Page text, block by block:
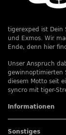
tigerexped ist Dein
und Exmos. Wir
Ende, denn hier
Unser Anspruch
gewinnoptimierten
diesem Motto seit
syncro mit tiger-
Informationen
Sonstiges